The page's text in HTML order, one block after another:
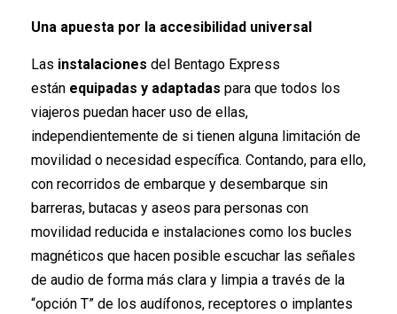
Una apuesta por la accesibilidad universal
Las instalaciones del Bentago Express
están equipadas y adaptadas para que todos los
viajeros puedan hacer uso de ellas,
independientemente de si tienen alguna limitación de
movilidad o necesidad específica. Contando, para ello,
con recorridos de embarque y desembarque sin
barreras, butacas y aseos para personas con
movilidad reducida e instalaciones como los bucles
magnéticos que hacen posible escuchar las señales
de audio de forma más clara y limpia a través de la
“opción T” de los audífonos, receptores o implantes